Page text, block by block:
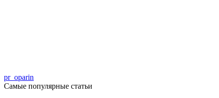
pr_oparin
Самые популярные статьи